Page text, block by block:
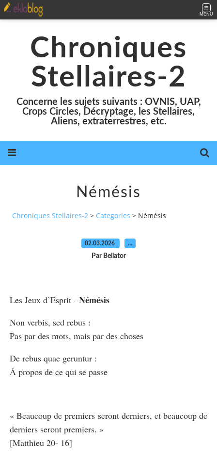
MENU
Chroniques
Stellaires-2
Concerne les sujets suivants : OVNIS, UAP,
Crops Circles, Décryptage, les Stellaires,
Aliens, extraterrestres, etc.
Némésis
Chroniques Stellaires-2 > Categories > Némésis
02.03.2026 …
Par Bellator
Les Jeux d’Esprit - Némésis
Non verbis, sed rebus :
Pas par des mots, mais par des choses
De rebus quae geruntur :
À propos de ce qui se passe
« Beaucoup de premiers seront derniers, et beaucoup de
derniers seront premiers. »
[Matthieu 20- 16]